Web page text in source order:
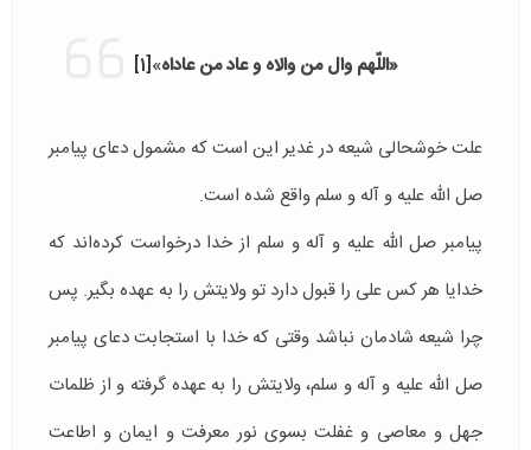
«اللّهم وال من والاه و عاد من عاداه»
[1]
علت خوشحالی شیعه در غدیر این است که مشمول دعای پیامبر
صل الله علیه و آله و سلم واقع شده است.
پیامبر صل الله علیه و آله و سلم از خدا درخواست کرده‌اند که
خدایا هر کس علی را قبول دارد تو ولایتش را به عهده بگیر. پس
چرا شیعه شادمان نباشد وقتی که خدا با استجابت دعای پیامبر
صل الله علیه و آله و سلم، ولایتش را به عهده گرفته و از ظلمات
جهل و معاصی و غفلت بسوی نور معرفت و ایمان و اطاعت